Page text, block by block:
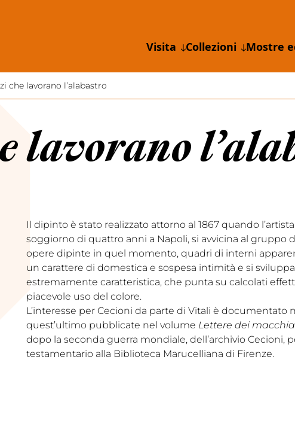
Visita Collezioni Mostre
che lavorano l’alabastro
lavorano
Il dipinto è stato realizzato attorno al 1867 quando
soggiorno di quattro anni a Napoli, si avvicina al gruppo
opere dipinte in quel momento, quadri di interni
un carattere di domestica e sospesa intimità e si
estremamente caratteristica, che punta su calcolati
piacevole uso del colore.
L’interesse per Cecioni da parte di Vitali è documentato
quest’ultimo pubblicate nel volume Lettere dei
dopo la seconda guerra mondiale, dell’archivio Cecioni,
testamentario alla Biblioteca Marucelliana di Firenze.